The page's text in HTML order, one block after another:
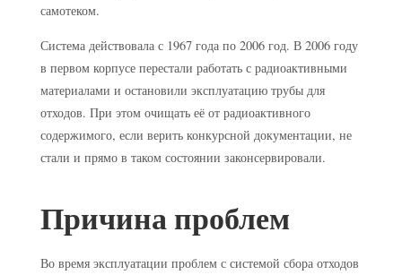
самотеком.
Система действовала с 1967 года по 2006 год. В 2006 году
в первом корпусе перестали работать с радиоактивными
материалами и остановили эксплуатацию трубы для
отходов. При этом очищать её от радиоактивного
содержимого, если верить конкурсной документации, не
стали и прямо в таком состоянии законсервировали.
Причина проблем
Во время эксплуатации проблем с системой сбора отходов